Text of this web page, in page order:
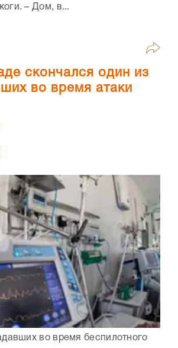
– Дом, в...
скончался один из
во время атаки
во время беспилотного